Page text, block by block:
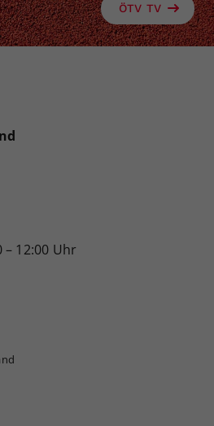
ÖTV TV
12:00 Uhr